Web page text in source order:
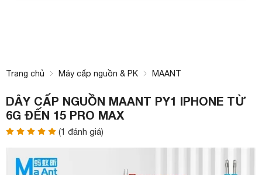
Trang chủ Máy cấp nguồn & PK MAANT
DÂY CẤP NGUỒN MAANT PY1 IPHONE TỪ
6G ĐẾN 15 PRO MAX
(1 đánh giá)